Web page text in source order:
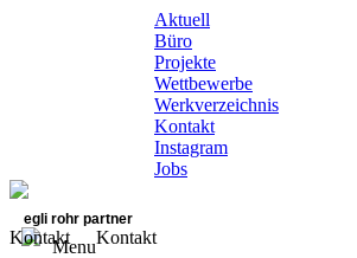
Aktuell
Büro
Projekte
Wettbewerbe
Werkverzeichnis
Kontakt
Instagram
Jobs
egli rohr partner
Menu
Kontakt Kontakt